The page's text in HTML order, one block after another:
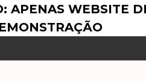
APENAS WEBSITE